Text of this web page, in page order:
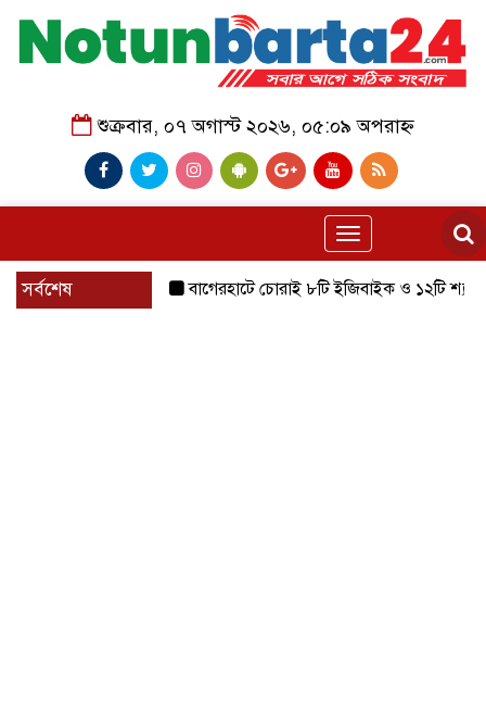
শুক্রবার, ০৭ অগাস্ট ২০২৬, ০৫:০৯ অপরাহ্ন
Toggle
navigation
সর্বশেষ বাগেরহাটে চোরাই ৮টি ইজিবাইক ও ১২টি